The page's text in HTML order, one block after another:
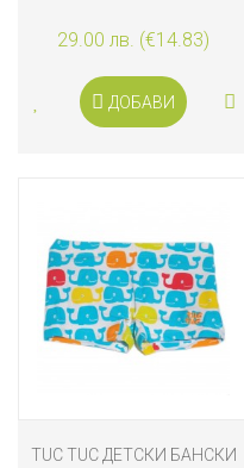
29.00 лв. (€14.83)
ДОБАВИ
TUC TUC ДЕТСКИ БАНСКИ